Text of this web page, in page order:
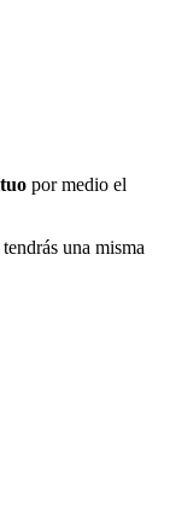
por medio el
una misma